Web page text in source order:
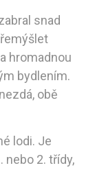
snad
hromadnou
bydlením.
obě
lodi. Je
nebo 2. třídy,